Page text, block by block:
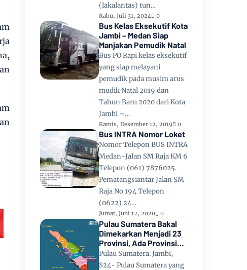
(lakalantas) tun…
Rabu, Juli 31, 2024 0
Bus Kelas Eksekutif Kota
Jambi – Medan Siap
Manjakan Pemudik Natal
Bus PO Rapi kelas eksekutif
yang siap melayani
pemudik pada musim arus
mudik Natal 2019 dan
Tahun Baru 2020 dari Kota
Jambi –…
Kamis, Desember 12, 2019 0
Bus INTRA Nomor Loket
Nomor Telepon BUS INTRA
Medan-Jalan SM Raja KM 6
Telepon (061) 7876025.
Pematangsiantar Jalan SM
Raja No 194 Telepon
(0622) 24…
Jumat, Juni 12, 2020 0
Pulau Sumatera Bakal
Dimekarkan Menjadi 23
Provinsi, Ada Provinsi
Toba Raya dan Provinsi
Tapanuli
Pulau Sumatera. Jambi,
S24- Pulau Sumatera yang